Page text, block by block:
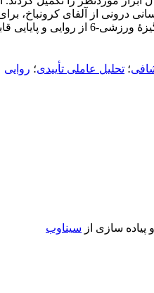
درونی از آلفای کرونباخ،
انگیزۀ ورزشی می‌توان از آن بهره برد.
؛ تحلیل عاملی تأییدی؛ روایی
سازی از سیناوب